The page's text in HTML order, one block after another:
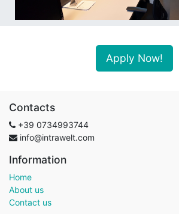
Apply Now!
Contacts
+39 0734993744
info@intrawelt.com
Information
Home
About us
Contact us